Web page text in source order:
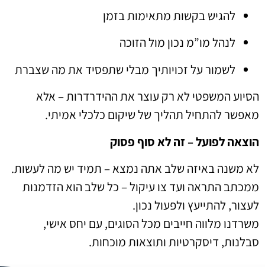
להגיש בקשות מתאימות בזמן
לנהל מו”מ נכון מול הזוכה
לשמור על זכויותיך מבלי שתפסיד את מה שצברת
הסיוע המשפטי לא רק עוצר את ההידרדרות – אלא
מאפשר להתחיל תהליך של שיקום כלכלי אמיתי.
הוצאה לפועל – זה לא סוף פסוק
לא משנה באיזה שלב אתה נמצא – תמיד יש מה לעשות.
ממכתב התראה ועד צו עיקול – כל שלב הוא הזדמנות
לעצור, להתייעץ ולפעול נכון.
משרדנו מלווה חייבים מכל הסוגים, עם יחס אישי,
סבלנות, דיסקרטיות ותוצאות מוכחות.